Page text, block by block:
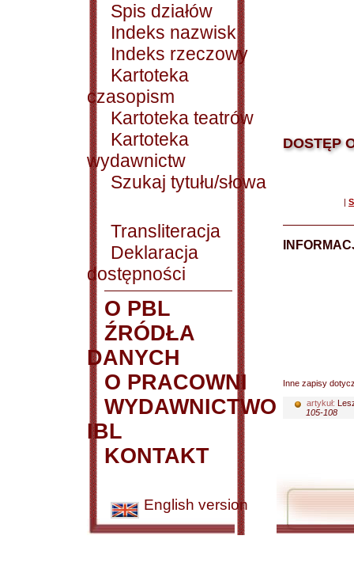
Spis działów
Indeks nazwisk
Indeks rzeczowy
Kartoteka
czasopism
Kartoteka teatrów
Kartoteka
wydawnictw
Szukaj tytułu/słowa
Transliteracja
Deklaracja
dostępności
O PBL
ŹRÓDŁA
DANYCH
O PRACOWNI
WYDAWNICTWO
IBL
KONTAKT
English version
DOSTĘP
|
Inne zapisy
artykuł:
105-108